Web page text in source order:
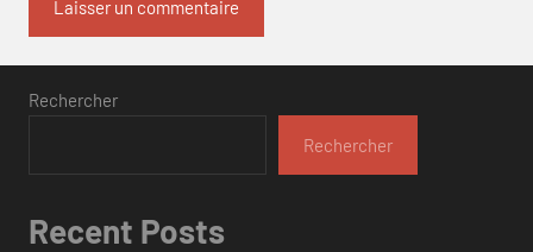
Rechercher
Rechercher
Recent Posts